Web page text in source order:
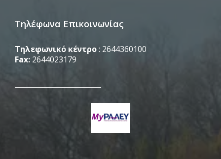
Τηλέφωνα Επικοινωνίας
Τηλεφωνικό κέντρο: 2644360100
Fax: 2644023179